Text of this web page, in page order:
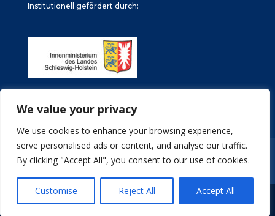
We value your privacy
We use cookies to enhance your browsing experience,
serve personalised ads or content, and analyse our traffic.
By clicking "Accept All", you consent to our use of cookies.
Customise Reject All Accept All
Institutionell gefördert durch:
Impressum Datenschutz
Stellenangebote
© Türkische Gemeinde in Schleswig-Holstein e.V.